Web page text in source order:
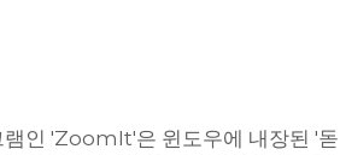
램인 'ZoomIt'은 윈도우에 내장된 '돋